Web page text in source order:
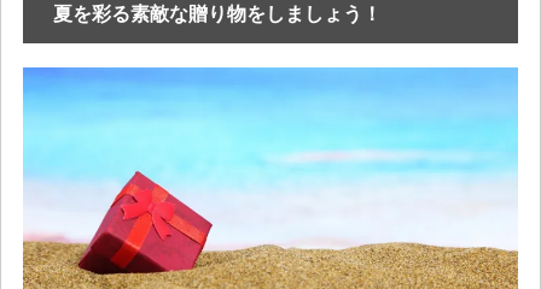
夏を彩る素敵な贈り物をしましょう！